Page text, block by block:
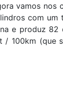
vamos nos
com um
e produz
100km (que